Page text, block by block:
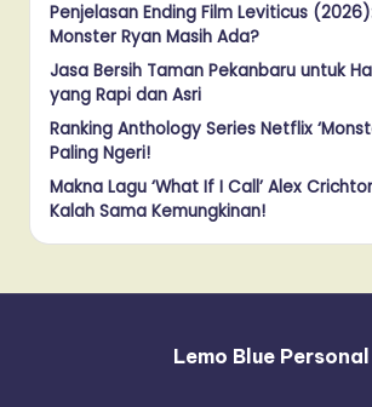
Penjelasan Ending Film Leviticus
Monster Ryan Masih Ada?
Jasa Bersih Taman Pekanbaru untuk
yang Rapi dan Asri
Ranking Anthology Series Netflix
Paling Ngeri!
Makna Lagu ‘What If I Call’ Alex
Kalah Sama Kemungkinan!
Lemo Blue Personal